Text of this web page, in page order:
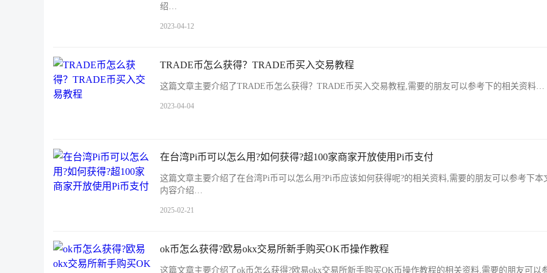
绍…
2023-04-12
TRADE币怎么获得？TRADE币买入交易教程
这篇文章主要介绍了TRADE币怎么获得？TRADE币买入交易教程,需要的朋友可以参考下的相关资料…
2023-04-04
在台湾Pi币可以怎么用?如何获得?超100家商家开放使用Pi币支付
这篇文章主要介绍了在台湾Pi币可以怎么用?Pi币应该如何获得呢?的相关资料,需要的朋友可以参考下本
内容介绍…
2025-02-21
ok币怎么获得?欧易okx交易所新手购买OK币操作教程
这篇文章主要介绍了ok币怎么获得?欧易okx交易所新手购买OK币操作教程的相关资料,需要的朋友可以